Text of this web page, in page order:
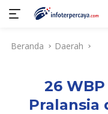
Beranda Daerah
26
Pralansia